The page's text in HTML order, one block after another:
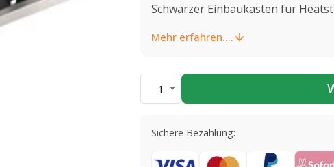
Schwarzer Einbaukasten für
Mehr erfahren....
1
Sichere Bezahlung: